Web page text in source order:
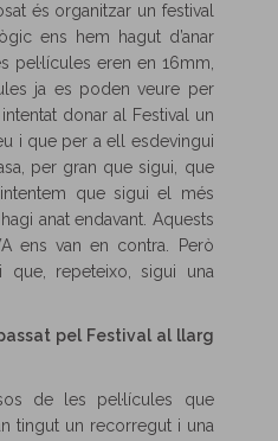
és organitzar un festival
ens hem hagut d’anar
eren en 16mm,
ja es poden veure per
donar al Festival un
i que per a ell esdevingui
per gran que sigui, que
que sigui el més
anat endavant. Aquests
ens van en contra. Però
repeteixo, sigui una
pel Festival al llarg
de les pel·lícules que
tingut un recorregut i una